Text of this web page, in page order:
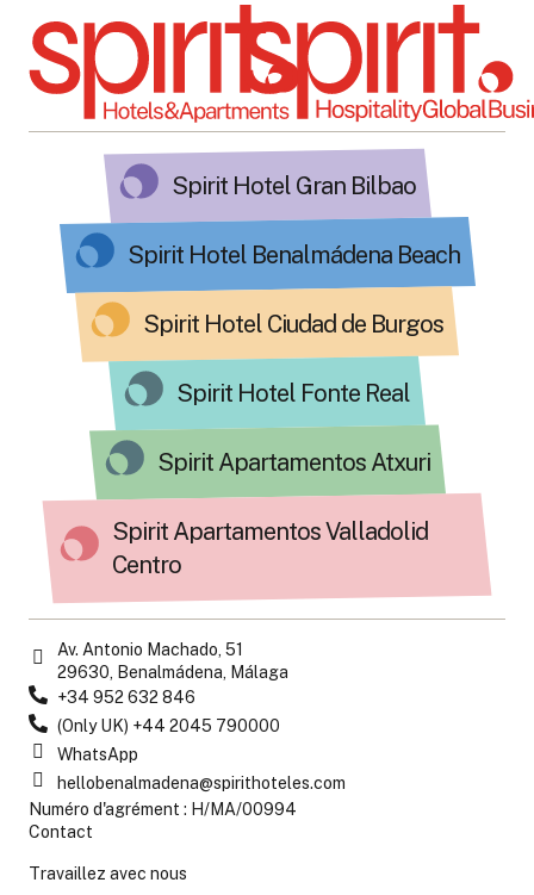
Spirit Hotel Gran Bilbao
Spirit Hotel Benalmádena Beach
Spirit Hotel Ciudad de Burgos
Spirit Hotel Fonte Real
Spirit Apartamentos Atxuri
Spirit Apartamentos Valladolid
Centro
Av. Antonio Machado, 51
29630, Benalmádena, Málaga
+34 952 632 846
(Only UK) +44 2045 790000
WhatsApp
hellobenalmadena@spirithoteles.com
Numéro d'agrément : H/MA/00994
Contact
Travaillez avec nous